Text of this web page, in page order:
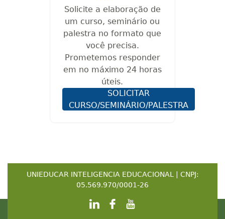
Solicite a elaboração de
um curso, seminário ou
palestra no formato que
você precisa.
Prometemos responder
em no máximo 24 horas
úteis.
SOLICITAR
CURSO/SEMINÁRIO/PALESTRA
UNIEDUCAR INTELIGENCIA EDUCACIONAL | CNPJ:
05.569.970/0001-26